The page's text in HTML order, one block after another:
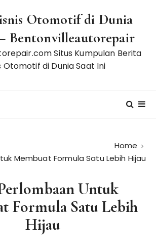
Otomotif di Dunia
Bentonvilleautorepair
Situs Kumpulan Berita
Otomotif di Dunia Saat Ini
Home
Membuat Formula Satu Lebih Hijau
Untuk
Formula Satu Lebih
Hijau